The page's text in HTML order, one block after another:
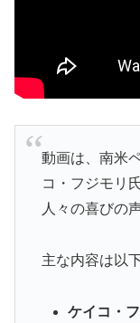
動画は、南米
コ・フジモリ
人々の喜びの
主な内容は以
ケイコ・